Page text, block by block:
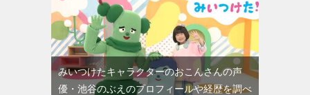
みいつけたキャラクターのおこんさんの声
優・池谷のぶえのプロフィールや経歴を調べ